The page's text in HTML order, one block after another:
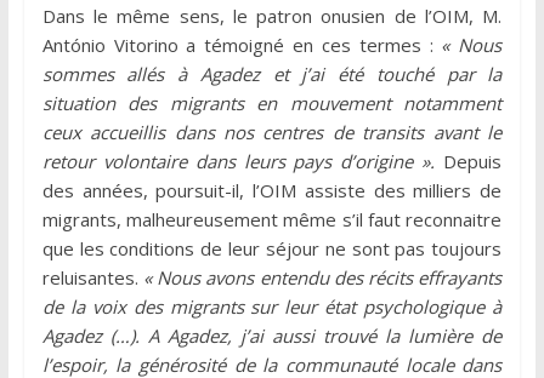
Dans le même sens, le patron onusien de l’OIM, M.
António Vitorino a témoigné en ces termes : « Nous
sommes allés à Agadez et j’ai été touché par la
situation des migrants en mouvement notamment
ceux accueillis dans nos centres de transits avant le
retour volontaire dans leurs pays d’origine ». Depuis
des années, poursuit-il, l’OIM assiste des milliers de
migrants, malheureusement même s’il faut reconnaitre
que les conditions de leur séjour ne sont pas toujours
reluisantes. « Nous avons entendu des récits effrayants
de la voix des migrants sur leur état psychologique à
Agadez (…). A Agadez, j’ai aussi trouvé la lumière de
l’espoir, la générosité de la communauté locale dans